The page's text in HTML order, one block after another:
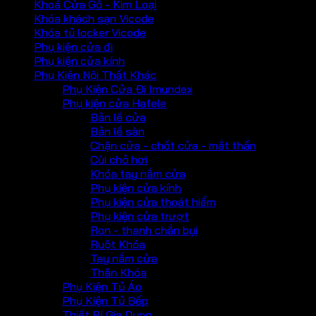
Khoá Cửa Gỗ - Kim Loại
Khóa khách sạn Vicode
Khóa tủ locker Vicode
Phụ kiện cửa đi
Phụ kiện cửa kính
Phụ Kiện Nội Thất Khác
Phụ Kiện Cửa Đi Imundex
Phụ kiện cửa Hafele
Bản lề cửa
Bản lề sàn
Chặn cửa - chốt cửa - mắt thần
Cùi chỏ hơi
Khóa tay nắm cửa
Phụ kiện cửa kính
Phụ kiện cửa thoát hiểm
Phụ kiện cửa trượt
Ron - thanh chắn bụi
Ruột Khóa
Tay nắm cửa
Thân Khóa
Phụ Kiện Tủ Áo
Phụ Kiện Tủ Bếp